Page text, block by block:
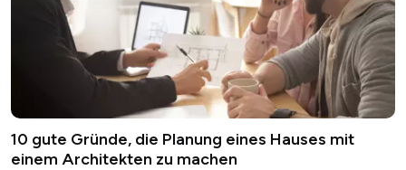
10 gute Gründe, die Planung eines Hauses mit
einem Architekten zu machen